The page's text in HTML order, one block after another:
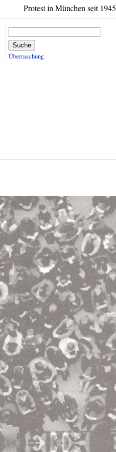
Protest in München seit 1945
Suche
Überraschung